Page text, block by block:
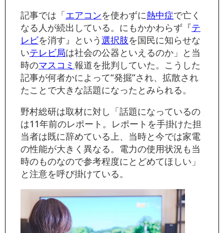
記事では「エアコンを使わずに熱中症で亡く
なる人が続出している。にもかかわらず『テ
レビを消す』という選択肢を国民に知らせな
いテレビ局は社会の公器といえるのか」と当
時のマスコミ 報道を批判していた。こうした
記事が何者かによって“発掘”され、拡散され
たことで大きな話題になったとみられる。
野村総研は取材に対し「話題になっているの
は11年前のレポート。レポートを手掛けた担
当者は既に辞めている上、当時と今では家電
の性能が大きく異なる。電力の使用状況も当
時のものなので参考程度にとどめてほしい」
と注意を呼び掛けている。